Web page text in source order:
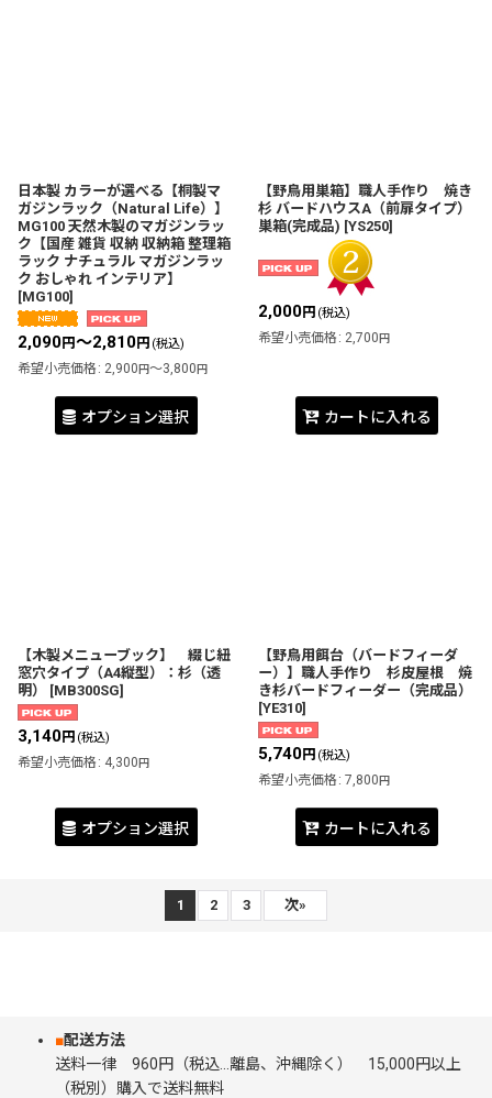
日本製 カラーが選べる【桐製マ
ガジンラック（Natural Life）】
MG100 天然木製のマガジンラッ
ク【国産 雑貨 収納 収納箱 整理箱
ラック ナチュラル マガジンラッ
ク おしゃれ インテリア】
[MG100]
2,090円～2,810円 (税込)
希望小売価格 : 2,900 円～3,800 円
オプション選択
【野鳥用巣箱】職人手作り 焼き
杉 バードハウスA（前扉タイプ）
巣箱(完成品) [YS250]
2,000円 (税込)
希望小売価格 : 2,700 円
カートに入れる
【木製メニューブック】 綴じ紐
窓穴タイプ（A4縦型）：杉（透
明）
[MB300SG]
3,140円 (税込)
希望小売価格 : 4,300 円
オプション選択
【野鳥用餌台（バードフィーダ
ー）】職人手作り 杉皮屋根 焼
き杉バードフィーダー（完成品）
[YE310]
5,740円 (税込)
希望小売価格 : 7,800 円
カートに入れる
1 2 3 次»
■配送方法
送料一律 960円（税込…離島、沖縄除く） 15,000円以上
（税別）購入で送料無料